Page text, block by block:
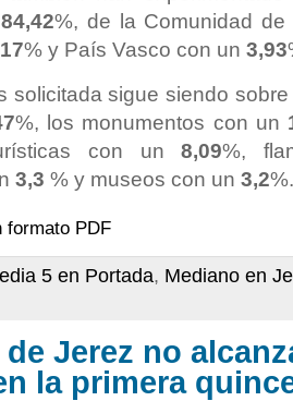
84,42%, de la Comunidad
% y País Vasco con un 3,93
solicitada sigue siendo
%, los monumentos con un
con un8,09%,
3,3 % y museos con un 3,2%.
formato PDF
5 en Portada, Mediano en
Jerez no
la primera